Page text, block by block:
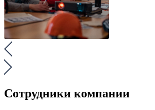
Сотрудники компании